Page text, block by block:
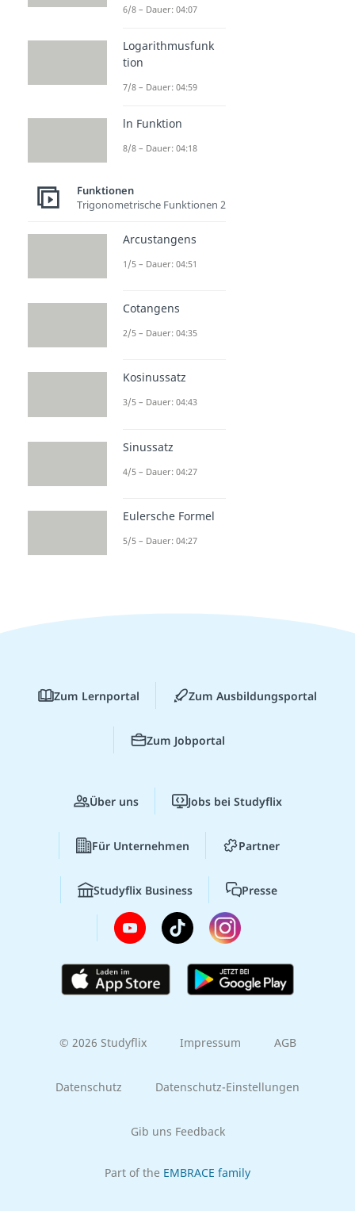
6/8 – Dauer: 04:07
Logarithmusfunk
tion
7/8 – Dauer: 04:59
ln Funktion
8/8 – Dauer: 04:18
Funktionen
Trigonometrische Funktionen 2
Arcustangens
1/5 – Dauer: 04:51
Cotangens
2/5 – Dauer: 04:35
Kosinussatz
3/5 – Dauer: 04:43
Sinussatz
4/5 – Dauer: 04:27
Eulersche Formel
5/5 – Dauer: 04:27
Zum Lernportal Zum Ausbildungsportal
Zum Jobportal
Über uns Jobs bei Studyflix
Für Unternehmen Partner
Studyflix Business Presse
© 2026 Studyflix Impressum AGB
Datenschutz Datenschutz-Einstellungen
Gib uns Feedback
Part of the EMBRACE family